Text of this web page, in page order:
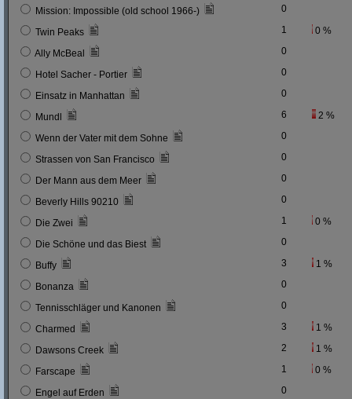
Mission: Impossible (old school 1966-) 0
Twin Peaks 1 0 %
Ally McBeal 0
Hotel Sacher - Portier 0
Einsatz in Manhattan 0
Mundl 6 2 %
Wenn der Vater mit dem Sohne 0
Strassen von San Francisco 0
Der Mann aus dem Meer 0
Beverly Hills 90210 0
Die Zwei 1 0 %
Die Schöne und das Biest 0
Buffy 3 1 %
Bonanza 0
Tennisschläger und Kanonen 0
Charmed 3 1 %
Dawsons Creek 2 1 %
Farscape 1 0 %
Engel auf Erden 0